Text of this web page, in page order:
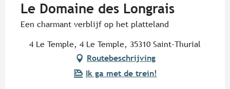
Le Domaine des Longrais
Een charmant verblijf op het platteland
4 Le Temple, 4 Le Temple, 35310 Saint-Thurial
Routebeschrijving
Ik ga met de trein!